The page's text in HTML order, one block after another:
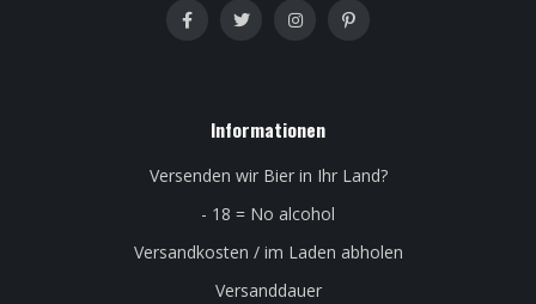
Informationen
Versenden wir Bier in Ihr Land?
- 18 = No alcohol
Versandkosten / im Laden abholen
Versanddauer